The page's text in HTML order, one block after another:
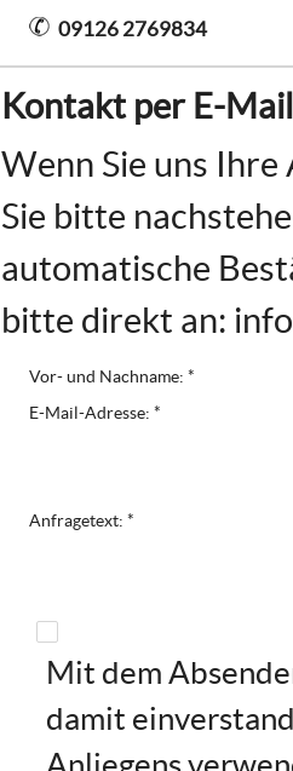
09126 2769834
Kontakt per E-Mail
Wenn Sie uns
Sie bitte
automatische
bitte direkt an:
Mit dem
damit
Vor- und Nachname: *
E-Mail-Adresse: *
Anfragetext: *